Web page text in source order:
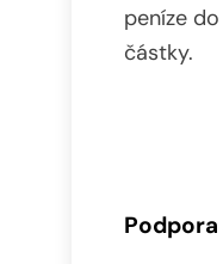
peníze
částky.